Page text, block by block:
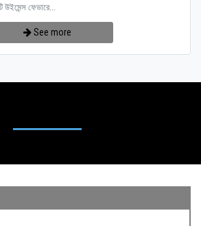
উইমেন্স ফেডারে...
See more